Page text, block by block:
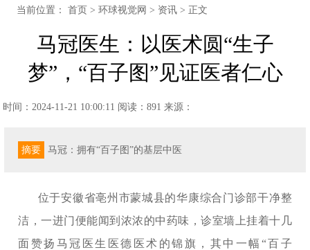
当前位置：首页 >环球视觉网 > 资讯 > 正文
马冠医生：以医术圆“生子
梦”，“百子图”见证医者仁心
时间：2024-11-21 10:00:11 阅读：891 来源：
摘要 马冠：拥有“百子图”的基层中医
位于安徽省亳州市蒙城县的华康综合门诊部干净整
洁，一进门便能闻到浓浓的中药味，诊室墙上挂着十几
面赞扬马冠医生医德医术的锦旗，其中一幅“百子